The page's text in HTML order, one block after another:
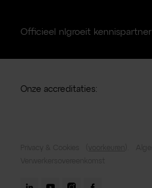
Officieel nlgroeit kennispartner
Onze accreditaties: